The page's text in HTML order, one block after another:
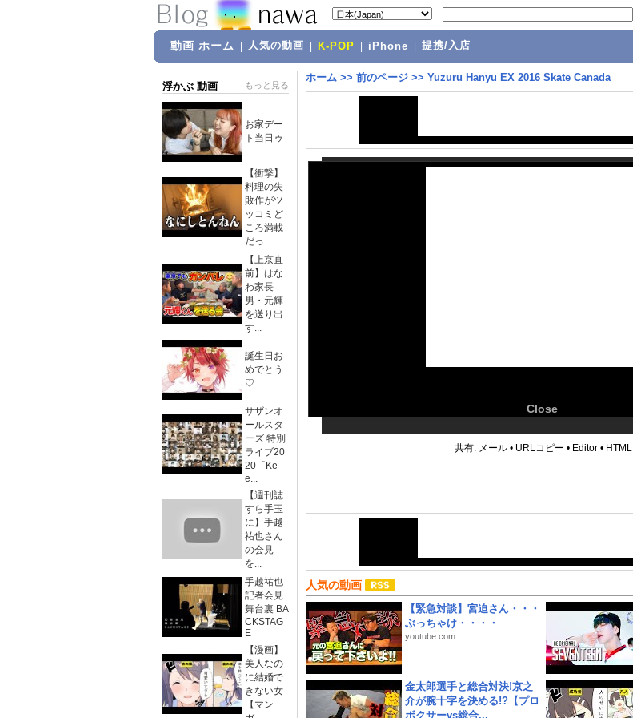
動画 ホーム 人気の動画 K-POP iPhone 提携/入店
浮かぶ 動画 もっと見る
お家デー
ト当日ゥ
【衝撃】
料理の失
敗作がツ
ッコミど
ころ満載
だっ...
【上京直
前】はな
わ家長
男・元輝
を送り出
す...
誕生日お
めでとう
♡
サザンオ
ールスタ
ーズ 特別
ライブ20
20「Ke
e...
【週刊誌
すら手玉
に】手越
祐也さん
の会見
を...
手越祐也
記者会見
舞台裏 BA
CKSTAG
E
【漫画】
美人なの
に結婚で
きない女
【マン
ホーム >> 前のページ >> Yuzuru Hanyu EX 2016 Skate Canada
Close
共有: メール • URLコピー • Editor • HTML
人気の動画
【緊急対談】宮迫さん・・・
ぶっちゃけ・・・・
youtube.com
金太郎選手と総合対決!京之
介が腕十字を決める!?【プロ
ボクサーvs総合...